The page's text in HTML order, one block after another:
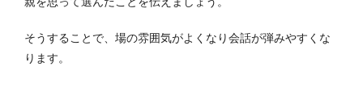
そうすることで、場の雰囲気がよくなり会話が弾みやすくな
ります。